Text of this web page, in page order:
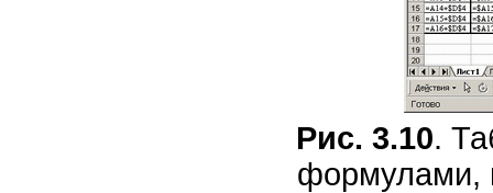
Рис. 3.10.
формулами,